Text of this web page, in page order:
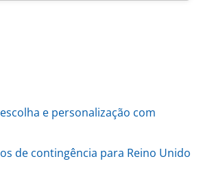
e personalização com
de contingência para Reino Unido